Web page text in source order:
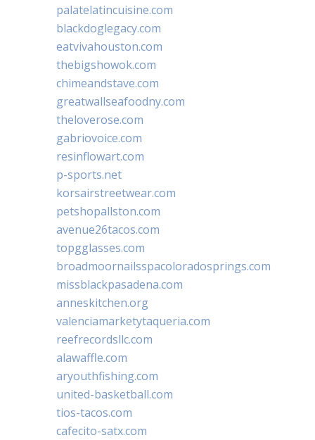
palatelatincuisine.com
blackdoglegacy.com
eatvivahouston.com
thebigshowok.com
chimeandstave.com
greatwallseafoodny.com
theloverose.com
gabriovoice.com
resinflowart.com
p-sports.net
korsairstreetwear.com
petshopallston.com
avenue26tacos.com
topgglasses.com
broadmoornailsspacoloradosprings.com
missblackpasadena.com
anneskitchen.org
valenciamarketytaqueria.com
reefrecordsllc.com
alawaffle.com
aryouthfishing.com
united-basketball.com
tios-tacos.com
cafecito-satx.com